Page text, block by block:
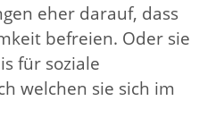
eher darauf, dass
befreien. Oder sie
für soziale
welchen sie sich im